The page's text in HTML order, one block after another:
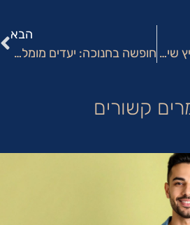
קיץ ישראלי – לוקים לקיץ שיפגינו את הסטייל שלכם גם בשיא החום
הבא
חופשה בחנוכה: יעדים מומלצים וטיפים לתכנון חכם
קשורים